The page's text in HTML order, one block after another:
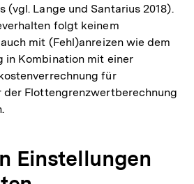
(vgl. Lange und Santarius 2018).
folgt keinem
mit (Fehl)anreizen wie dem
in Kombination mit einer
für
Flottengrenzwertberechnung
Einstellungen